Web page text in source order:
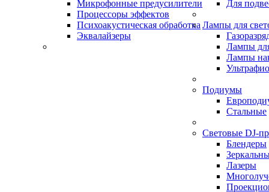
Микрофонные предусилители
Процессоры эффектов
Психоакустическая обработка
Эквалайзеры
Для
Лампы для
Лампы
Лампы
Подиумы
Стальные
Световые DJ-
Блендеры
Лазеры